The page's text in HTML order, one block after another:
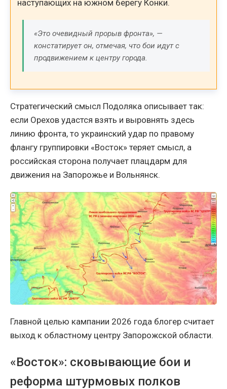
наступающих на южном берегу Конки.
«Это очевидный прорыв фронта», —
констатирует он, отмечая, что бои идут с
продвижением к центру города.
Стратегический смысл Подоляка описывает так:
если Орехов удастся взять и выровнять здесь
линию фронта, то украинский удар по правому
флангу группировки «Восток» теряет смысл, а
российская сторона получает плацдарм для
движения на Запорожье и Вольнянск.
Главной целью кампании 2026 года блогер считает
выход к областному центру Запорожской области.
«Восток»: сковывающие бои и
реформа штурмовых полков